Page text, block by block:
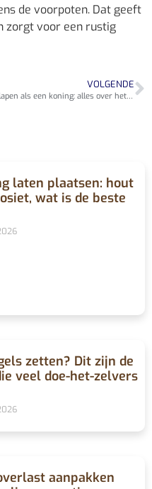
de voorpoten. Dat geeft
zorgt voor een rustig
VOLGENDE
Slapen als een koning: alles over het bed en de opmars van de B&B
laten plaatsen: hout
wat is de beste
zetten? Dit zijn de
veel doe-het-zelvers
aanpakken